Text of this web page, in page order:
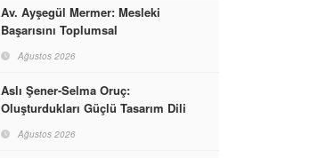
Av. Ayşegül Mermer: Mesleki
Başarısını Toplumsal
Ağustos 2026
Aslı Şener-Selma Oruç:
Oluşturdukları Güçlü Tasarım Dili
Dünyasına İmzalarını Attılar
Ağustos 2026